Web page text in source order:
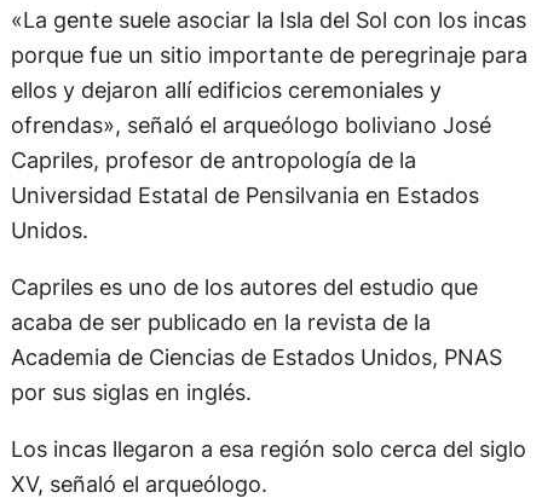
«La gente suele asociar la Isla del Sol con los incas
porque fue un sitio importante de peregrinaje para
ellos y dejaron allí edificios ceremoniales y
ofrendas», señaló el arqueólogo boliviano José
Capriles, profesor de antropología de la
Universidad Estatal de Pensilvania en Estados
Unidos.
Capriles es uno de los autores del estudio que
acaba de ser publicado en la revista de la
Academia de Ciencias de Estados Unidos, PNAS
por sus siglas en inglés.
Los incas llegaron a esa región solo cerca del siglo
XV, señaló el arqueólogo.